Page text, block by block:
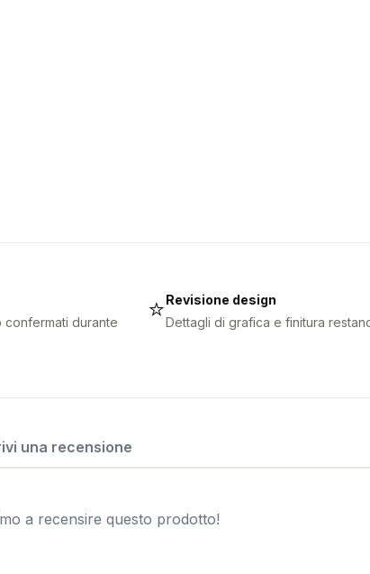
durante
⭐Revisione design
Dettagli di grafica e finitura
una recensione
a recensire questo prodotto!